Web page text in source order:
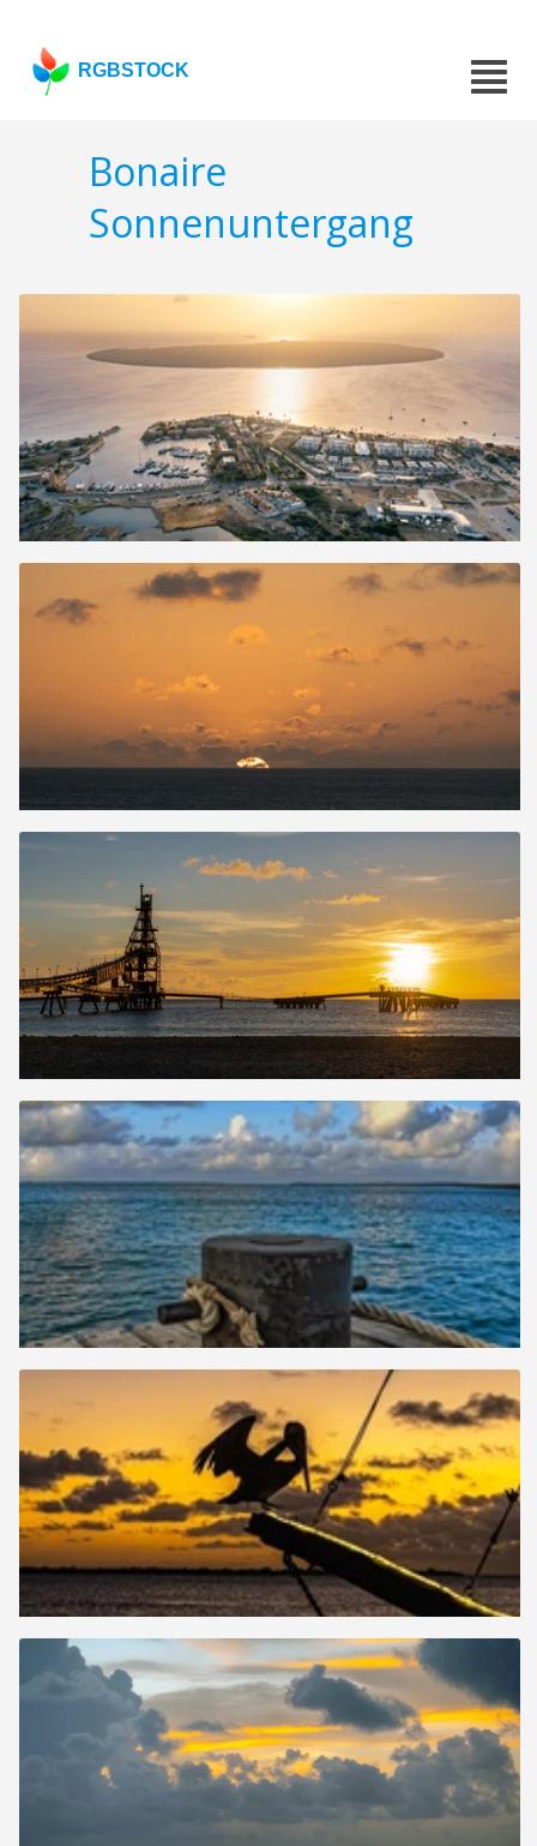
RGBSTOCK
Bonaire
Sonnenuntergang